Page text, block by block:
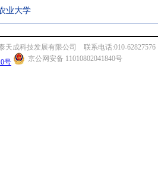
业大学
天成科技发展有限公司 联系电话:010-
号
京公网安备 11010802041840号